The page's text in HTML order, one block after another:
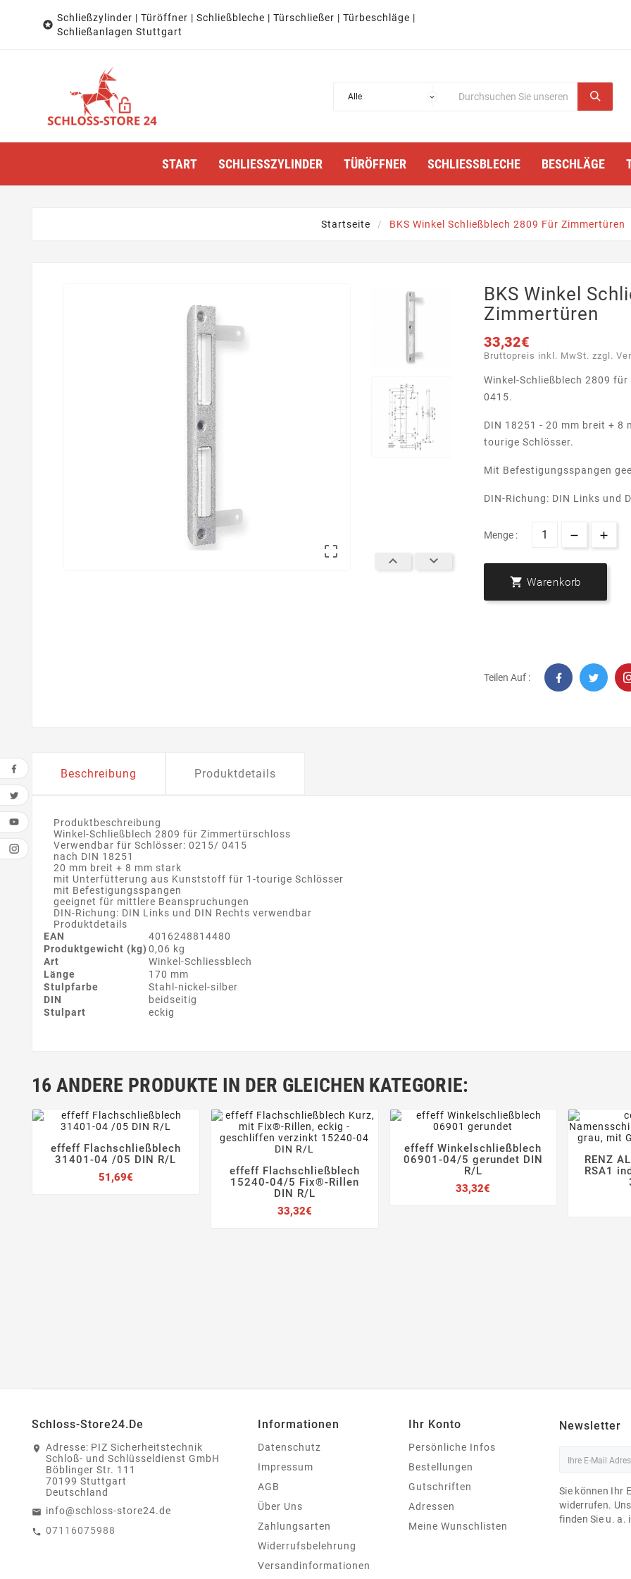

Schließzylinder | Türöffner | Schließbleche | Türschließer | Türbeschläge |
Schließanlagen Stuttgart
START SCHLIESSZYLINDER TÜRÖFFNER SCHLIESSBLECHE BESCHLÄGE
Startseite BKS Winkel Schließblech 2809 Für Zimmertüren

 
BKS Winkel
Zimmertüren
33,32€
Bruttopreis inkl. MwSt. zzgl.
Winkel-Schließblech 2809
0415.
DIN 18251 - 20 mm breit +
tourige Schlösser.
Mit Befestigungsspangen
DIN-Richung: DIN Links und
Menge :
 Warenkorb
Teilen Auf :
Beschreibung Produktdetails
Produktbeschreibung
Winkel-Schließblech 2809 für Zimmertürschloss
Verwendbar für Schlösser: 0215/ 0415
nach DIN 18251
20 mm breit + 8 mm stark
mit Unterfütterung aus Kunststoff für 1-tourige Schlösser
mit Befestigungsspangen
geeignet für mittlere Beanspruchungen
DIN-Richung: DIN Links und DIN Rechts verwendbar
Produktdetails
EAN
4016248814480
Produktgewicht (kg) 0,06 kg
Art
Winkel-Schliessblech
Länge
170 mm
Stulpfarbe
Stahl-nickel-silber
DIN
beidseitig
Stulpart
eckig
16 ANDERE PRODUKTE IN DER GLEICHEN KATEGORIE:
   
effeff Flachschließblech
31401-04 /05 DIN R/L
51,69€Preis    
effeff Flachschließblech
15240-04/5 Fix®-Rillen
DIN R/L
33,32€Preis
   
effeff Winkelschließblech
06901-04/5 gerundet DIN
R/L
33,32€

RENZ
RSA1
Schloss-Store24.de
Adresse: PIZ Sicherheitstechnik
Schloß- und Schlüsseldienst GmbH
Böblinger Str. 111
70199 Stuttgart
Deutschland
info@schloss-store24.de
07116075988
Informationen
Datenschutz
Impressum
AGB
Über Uns
Zahlungsarten
Widerrufsbelehrung
Versandinformationen
Ihr Konto
Persönliche Infos
Bestellungen
Gutschriften
Adressen
Meine Wunschlisten
Newsletter
Sie können Ihr
widerrufen.
finden Sie u. a.